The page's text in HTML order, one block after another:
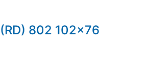
(RD) 802 102×76